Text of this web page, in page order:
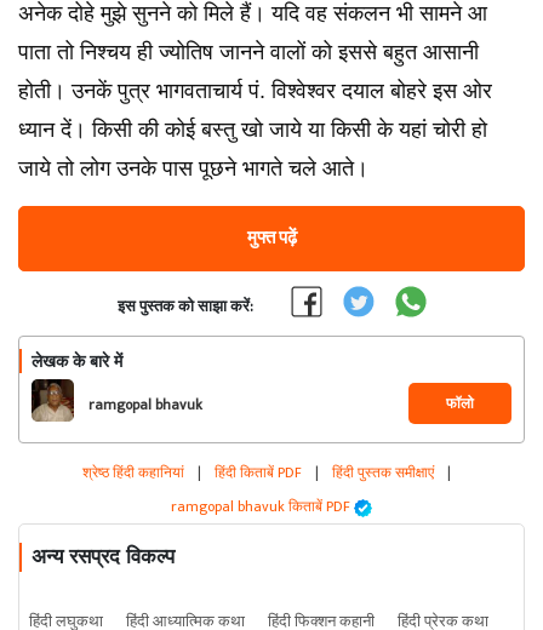
अनेक दोहे मुझे सुनने को मिले हैं। यदि वह संकलन भी सामने आ
पाता तो निश्चय ही ज्योतिष जानने वालों को इससे बहुत आसानी
होती। उनकें पुत्र भागवताचार्य पं. विश्वेश्वर दयाल बोहरे इस ओर
ध्यान दें। किसी की कोई बस्तु खो जाये या किसी के यहां चोरी हो
जाये तो लोग उनके पास पूछने भागते चले आते।
मुफ्त पढ़ें
इस पुस्तक को साझा करें:
लेखक के बारे में
ramgopal bhavuk फॉलो
श्रेष्ठ हिंदी कहानियां | हिंदी किताबें PDF | हिंदी पुस्तक समीक्षाएं |
ramgopal bhavuk किताबें PDF
अन्य रसप्रद विकल्प
हिंदी लघुकथा हिंदी आध्यात्मिक कथा हिंदी फिक्शन कहानी हिंदी प्रेरक कथा